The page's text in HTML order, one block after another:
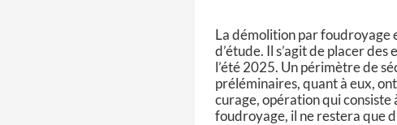
La démolition par foudroyage
d’étude. Il s’agit de placer
l’été 2025. Un périmètre de
préléminaires, quant à eux,
curage, opération qui
foudroyage, il ne restera que